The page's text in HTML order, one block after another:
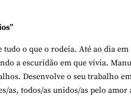
tudo o que o rodeia. Até ao dia em
a escuridão em que vivia.
Desenvolve o seu trabalho
as, todos/as unidos/as pelo amor